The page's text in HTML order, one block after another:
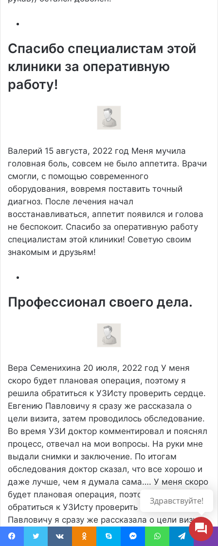
Спасибо специалистам этой
клиники за оперативную
работу!
Валерий 15 августа, 2022 год Меня мучила
головная боль, совсем не было аппетита. Врачи
смогли, с помощью современного
оборудования, вовремя поставить точный
диагноз. После лечения начал
восстанавливаться, аппетит появился и голова
не беспокоит. Спасибо за оперативную работу
специалистам этой клиники! Советую своим
знакомым и друзьям!
Профессионал своего дела.
Вера Семенихина 20 июля, 2022 год У меня
скоро будет плановая операция, поэтому я
решила обратиться к УЗИсту проверить сердце.
Евгению Павловичу я сразу же рассказала о
цели визита, затем проводилось обследование.
Во время УЗИ доктор комментировал и пояснял
процесс, отвечал на мои вопросы. На руки мне
выдали снимки и заключение. По итогам
обследования доктор сказал, что все хорошо и
даже лучше, чем я думала сама…. У меня скоро
будет плановая операция, поэтому я решила
обратиться к УЗИсту проверить сердце. Евгению
Павловичу я сразу же рассказала о цели визита,
затем проводилось обследование. Во время
Здравствуйте!